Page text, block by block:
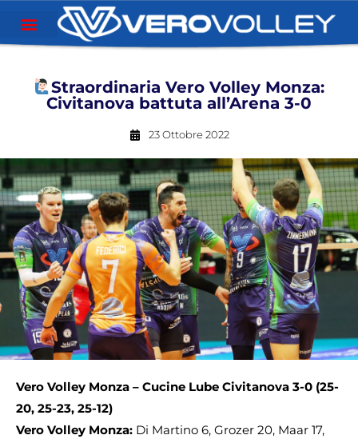
Straordinaria Vero Volley Monza:
Civitanova battuta all’Arena 3-0
23 Ottobre 2022
Vero Volley Monza – Cucine Lube Civitanova 3-0 (25-
20, 25-23, 25-12)
Vero Volley Monza: Di Martino 6, Grozer 20, Maar 17,